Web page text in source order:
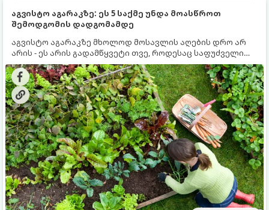
აგვისტო აგარაკზე: ეს 5 საქმე უნდა მოასწროთ
შემოდგომის დადგომამდე
აგვისტო აგარაკზე მხოლოდ მოსავლის აღების დრო არ
არის - ეს არის გადამწყვეტი თვე, როდესაც საფუძველი
ეყრება მომავალი წლის მოსავალს და ბაღი მზადდება
შემოდგომა-ზამთრის სეზონისთვის. იმისათვის, რომ
ნიადაგმა ენერგია აღიდგინოს, ხოლო მცენარეებმა
ზამთარს გაუძლონ, აგვისტოს ბოლომდე 5
მნიშვნელოვანი საქმის გაკეთება უნდა მოასწროთ: